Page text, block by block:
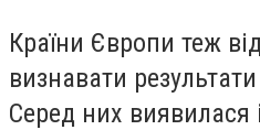
Країни Європи теж
визнавати
Серед них виявилася і